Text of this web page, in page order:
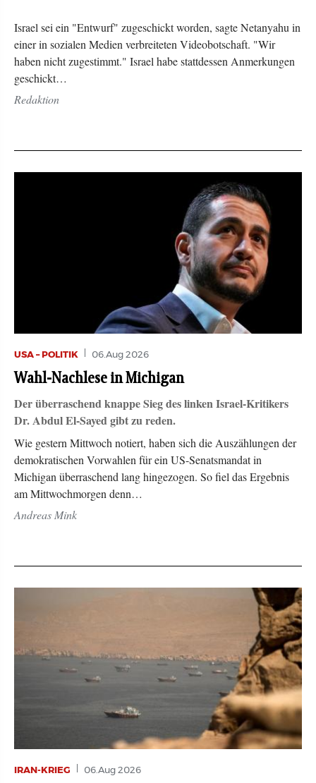
Israel sei ein "Entwurf" zugeschickt worden, sagte Netanyahu in
einer in sozialen Medien verbreiteten Videobotschaft. "Wir
haben nicht zugestimmt." Israel habe stattdessen Anmerkungen
geschickt…
Redaktion
USA – POLITIK 06.Aug 2026
Wahl-Nachlese in Michigan
Der überraschend knappe Sieg des linken Israel-Kritikers
Dr. Abdul El-Sayed gibt zu reden.
Wie gestern Mittwoch notiert, haben sich die Auszählungen der
demokratischen Vorwahlen für ein US-Senatsmandat in
Michigan überraschend lang hingezogen. So fiel das Ergebnis
am Mittwochmorgen denn…
Andreas Mink
IRAN-KRIEG 06.Aug 2026